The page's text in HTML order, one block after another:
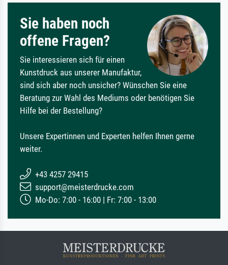
Sie haben noch
offene Fragen?
Sie interessieren sich für einen
Kunstdruck aus unserer Manufaktur,
sind sich aber noch unsicher? Wünschen Sie eine
Beratung zur Wahl des Mediums oder benötigen Sie
Hilfe bei der Bestellung?
Unsere Expertinnen und Experten helfen Ihnen gerne
weiter.
+43 4257 29415
support@meisterdrucke.com
Mo-Do: 7:00 - 16:00 | Fr: 7:00 - 13:00